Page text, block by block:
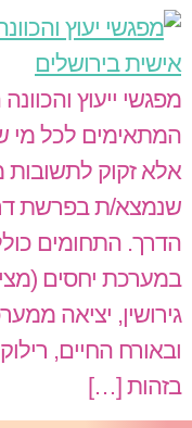
מפגשי ייעוץ
המתאימים לכל מי
אלא זקוק לתשובות
שנמצא/ת בפרשת
הדרך. התחומים
במערכת יחסים
גירושין, יציאה
ובאורח החיים,
בזהות […]